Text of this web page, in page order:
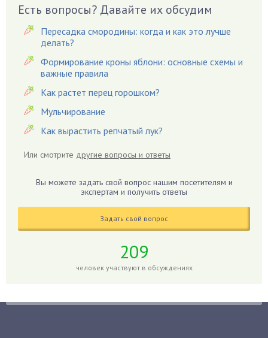
Вредители
Гардения
Гацания
Гвоздики
Георгины
Герань
Гиацинт
Гибискус
Гладиолусы
Голубика
Груши
Есть вопросы? Давайте их обсудим
Пересадка смородины: когда и как это лучше
делать?
Формирование кроны яблони: основные схемы и
важные правила
Как растет перец горошком?
Мульчирование
Как вырастить репчатый лук?
Или смотрите другие вопросы и ответы
Вы можете задать свой вопрос нашим посетителям и
экспертам и получить ответы
Задать свой вопрос
209
человек участвуют в обсуждениях